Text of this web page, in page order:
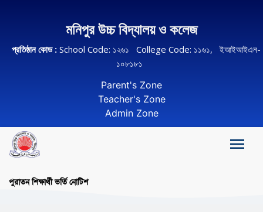
মনিপুর উচ্চ বিদ্যালয় ও কলেজ
প্রতিষ্ঠান কোড : School Code: ১২৬১ College Code: ১১৬১, ইআইআইএন-
১০৮১৮১
Parent's Zone
Teacher's Zone
Admin Zone
পুরাতন শিক্ষার্থী ভর্তি নোটিশ